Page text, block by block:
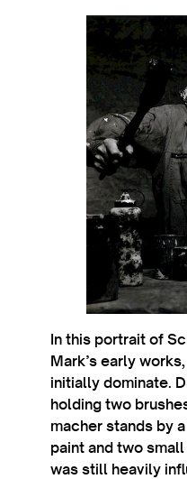
In this por­trait of
Mark’s early
ini­tially dom­in­ate.
hold­ing two
mach­er stands by
paint and two
was still heav­ily